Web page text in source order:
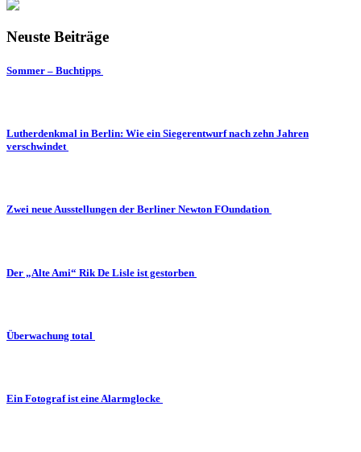
Neuste Beiträge
Sommer – Buchtipps
Lutherdenkmal in Berlin: Wie ein Siegerentwurf nach zehn Jahren
verschwindet
Zwei neue Ausstellungen der Berliner Newton FOundation
Der „Alte Ami“ Rik De Lisle ist gestorben
Überwachung total
Ein Fotograf ist eine Alarmglocke